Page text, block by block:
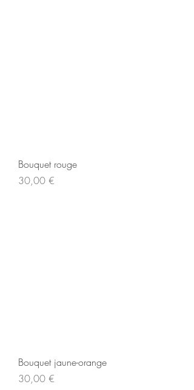
Bouquet rouge
Prix
30,00 €
Bouquet jaune-orange
Prix
30,00 €